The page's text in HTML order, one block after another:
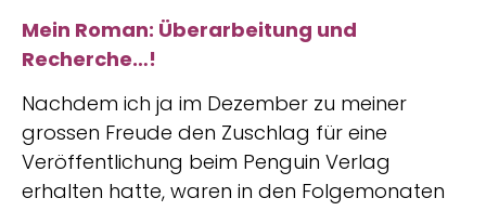
Mein Roman: Überarbeitung und
Recherche…!
Nachdem ich ja im Dezember zu meiner
grossen Freude den Zuschlag für eine
Veröffentlichung beim Penguin Verlag
erhalten hatte, waren in den Folgemonaten